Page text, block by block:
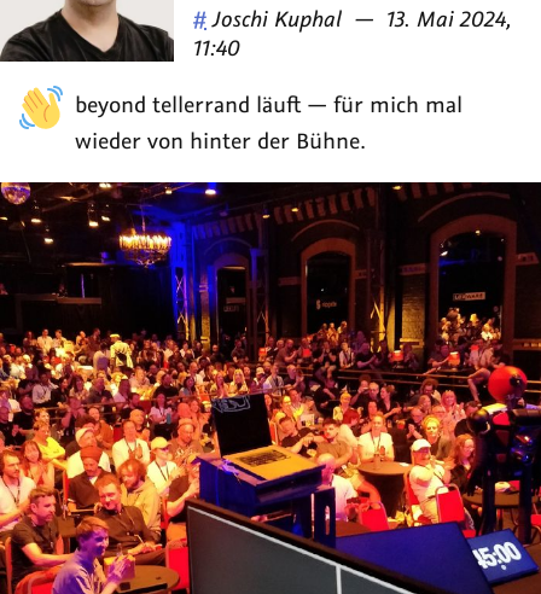
beyond tellerrand läuft — für mich mal
wieder von hinter der Bühne.
# Veröffentlicht
von
Joschi Kuphal — am
13. Mai 2024,
11:40